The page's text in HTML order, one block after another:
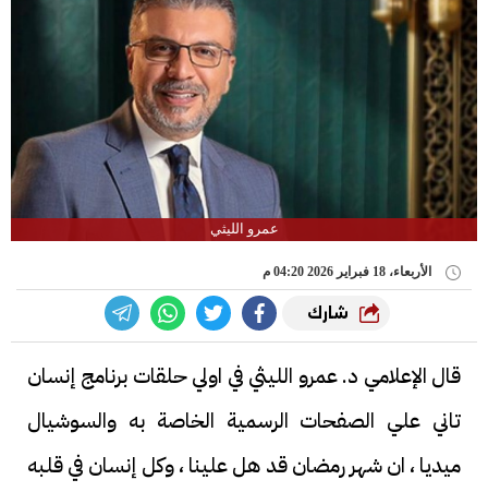
عمرو الليثي
الأربعاء، 18 فبراير 2026 04:20 م
شارك
قال الإعلامي د. عمرو الليثي في اولي حلقات برنامج إنسان
تاني علي الصفحات الرسمية الخاصة به والسوشيال
ميديا ، ان شهر رمضان قد هل علينا ، وكل إنسان في قلبه